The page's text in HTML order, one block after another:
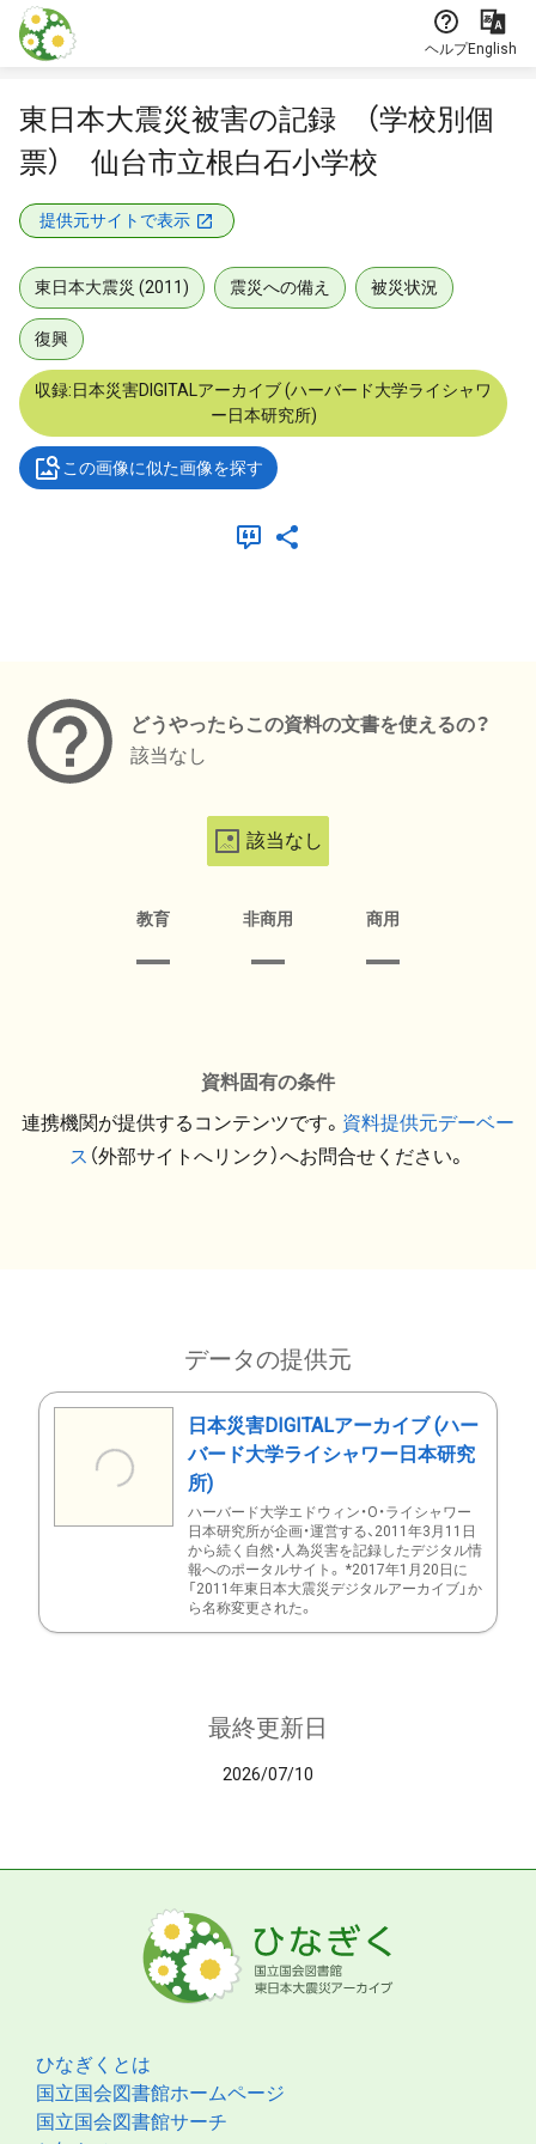
本文に飛ぶ
ヘルプEnglish
東日本大震災被害の記録 （学校別個
票） 仙台市立根白石小学校
提供元サイトで表示
東日本大震災 (2011) 震災への備え 被災状況
復興
収録:日本災害DIGITALアーカイブ (ハーバード大学ライシャワ
ー日本研究所)
この画像に似た画像を探す
どうやったらこの資料の文書を使えるの？
該当なし
該当なし
教育 非商用 商用
資料固有の条件
連携機関が提供するコンテンツです。 資料提供元デーベー
ス （外部サイトへリンク）へお問合せください。
データの提供元
日本災害DIGITALアーカイブ (ハー
バード大学ライシャワー日本研究
所)
ハーバード大学エドウィン・O・ライシャワー
日本研究所が企画・運営する、2011年3月11日
から続く自然・人為災害を記録したデジタル情
報へのポータルサイト。 *2017年1月20日に
「2011年東日本大震災デジタルアーカイブ」か
ら名称変更された。
最終更新日
2026/07/10
ひなぎくとは
国立国会図書館ホームページ
国立国会図書館サーチ